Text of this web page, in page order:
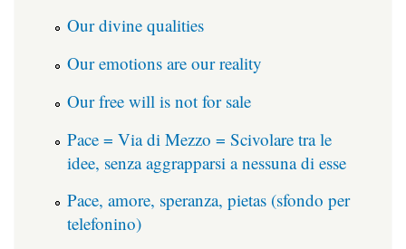
Our divine qualities
Our emotions are our reality
Our free will is not for sale
Pace = Via di Mezzo = Scivolare tra le
idee, senza aggrapparsi a nessuna di esse
Pace, amore, speranza, pietas (sfondo per
telefonino)